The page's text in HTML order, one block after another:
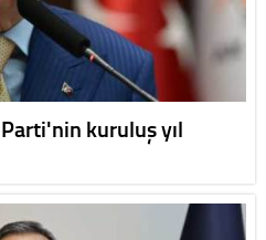
kuruluş yıl